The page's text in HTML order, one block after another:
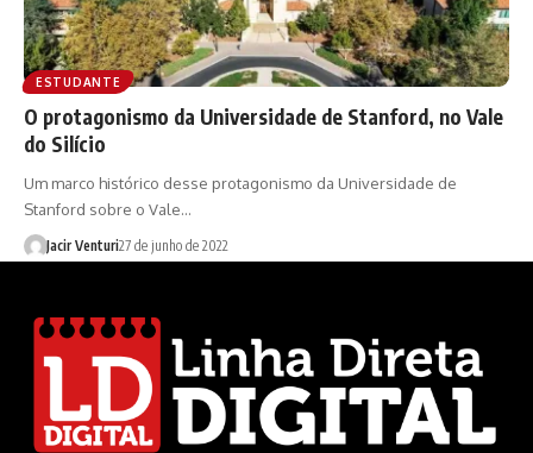
ESTUDANTE
O protagonismo da Universidade de Stanford, no Vale
do Silício
Um marco histórico desse protagonismo da Universidade de
Stanford sobre o Vale…
Jacir Venturi27 de junho de 2022